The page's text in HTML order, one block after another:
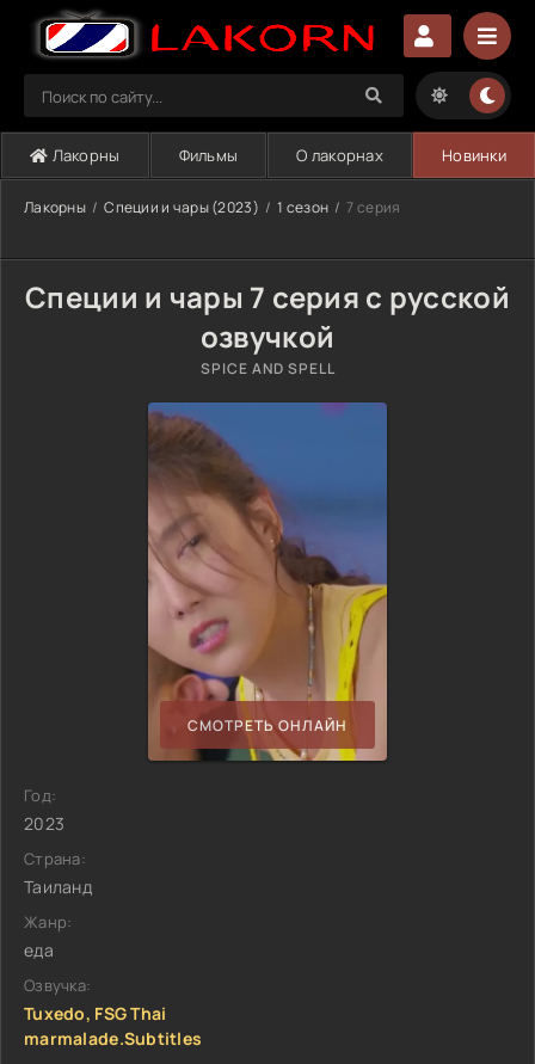
Лакорны Фильмы О лакорнах Новинки
Лакорны Специи и чары (2023) 1 сезон 7 серия
Специи и чары 7 серия с русской
озвучкой
SPICE AND SPELL
СМОТРЕТЬ ОНЛАЙН
Год:
2023
Страна:
Таиланд
Жанр:
еда
Озвучка:
Tuxedo, FSG Thai
marmalade.Subtitles